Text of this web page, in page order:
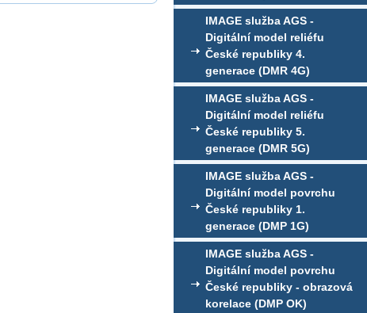
IMAGE služba AGS -
Digitální model reliéfu
České republiky 4.
generace (DMR 4G)
IMAGE služba AGS -
Digitální model reliéfu
České republiky 5.
generace (DMR 5G)
IMAGE služba AGS -
Digitální model povrchu
České republiky 1.
generace (DMP 1G)
IMAGE služba AGS -
Digitální model povrchu
České republiky - obrazová
korelace (DMP OK)